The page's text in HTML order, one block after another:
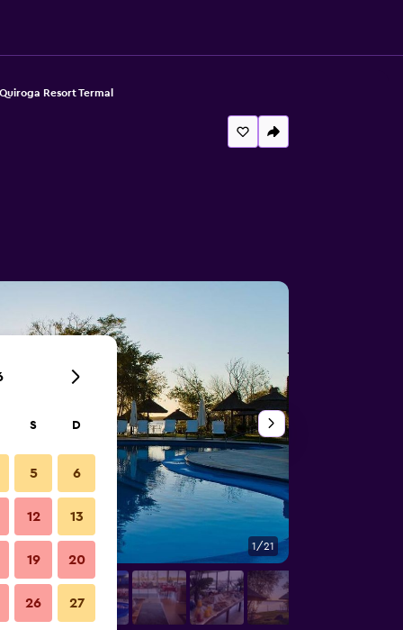
Resort Termal
1/21
S D
5 6
12 13
19 20
26 27